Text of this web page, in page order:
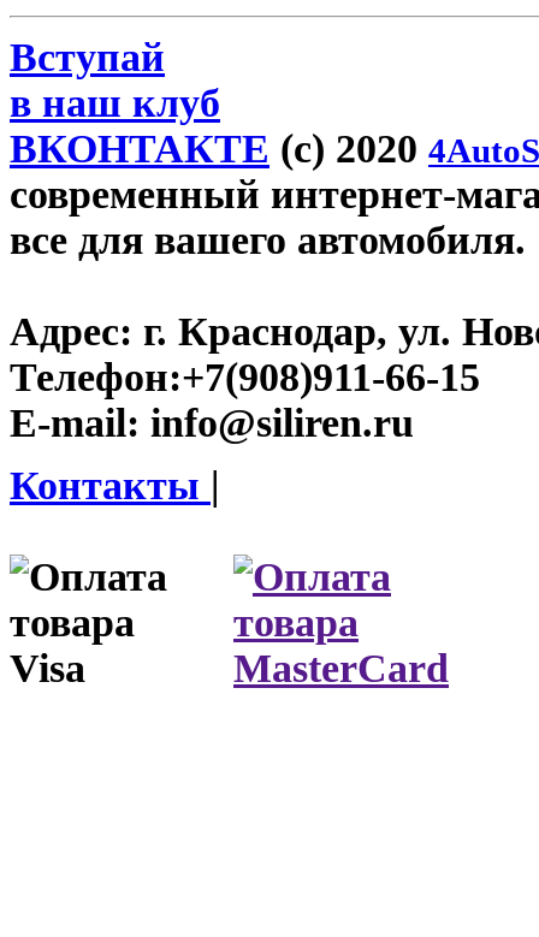
Вступай
в наш клуб
ВКОНТАКТЕ (c) 2020
современный интернет-
все для вашего автомобиля.
Адрес: г. Краснодар, ул.
Телефон:+7(908)911-66-15
E-mail: info@siliren.ru
Контакты |